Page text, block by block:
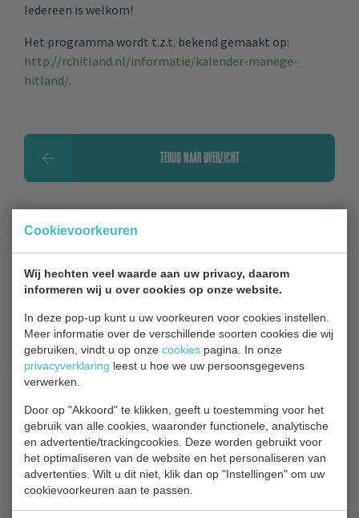
Cookievoorkeuren
Wij hechten veel waarde aan uw privacy, daarom
informeren wij u over cookies op onze website.
In deze pop-up kunt u uw voorkeuren voor cookies instellen.
Meer informatie over de verschillende soorten cookies die wij
gebruiken, vindt u op onze cookies pagina. In onze
privacyverklaring leest u hoe we uw persoonsgegevens
verwerken.
Door op "Akkoord" te klikken, geeft u toestemming voor het
gebruik van alle cookies, waaronder functionele, analytische
en advertentie/trackingcookies. Deze worden gebruikt voor
het optimaliseren van de website en het personaliseren van
advertenties. Wilt u dit niet, klik dan op "Instellingen" om uw
cookievoorkeuren aan te passen.
Iedereen is welkom!
Het programma wordt t.z.t. bekend gemaakt op:
http://rchitland.nl/informatie/kalender-manege-
hitland/.
TERUG NAAR OVERZICHT
Contact
Bezoekadres
Park Hitland
Blaardorpseweg 1
0180 31 71 88
Bestuur
Algemeen Bestuur Recreatieschap
Hitland